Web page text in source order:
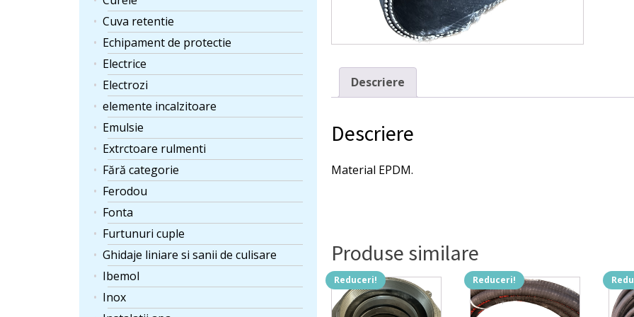
Cuva retentie
Echipament de protectie
Electrice
Electrozi
elemente incalzitoare
Emulsie
Extrctoare rulmenti
Fără categorie
Ferodou
Fonta
Furtunuri cuple
Ghidaje liniare si sanii de culisare
Ibemol
Inox
Descriere
Descriere
Material EPDM.
Produse similare
Reduceri! Reduceri!